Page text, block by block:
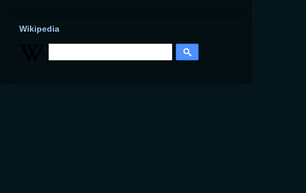
Wikipedia